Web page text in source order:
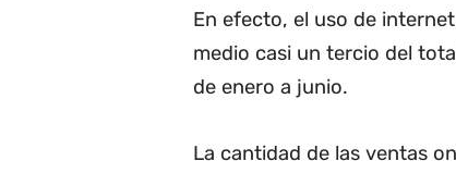
En efecto, el uso de
medio casi un tercio del
de enero a junio.
La cantidad de las ventas